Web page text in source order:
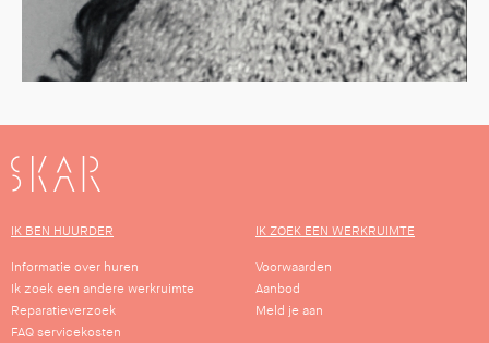
SKAR
IK BEN HUURDER
Informatie over huren
Ik zoek een andere werkruimte
Reparatieverzoek
FAQ servicekosten
IK ZOEK EEN WERKRUIMTE
Voorwaarden
Aanbod
Meld je aan